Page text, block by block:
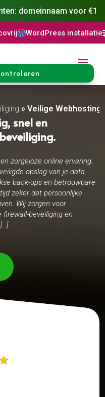
domeinnaam voor €1
installatieDNS Beheer
»Veilige Webhosting
snel en
zorgeloze online ervaring.
opslag van je data,
back-ups en betrouwbare
zeker dat persoonlijke
Wij zorgen voor
beveiliging en